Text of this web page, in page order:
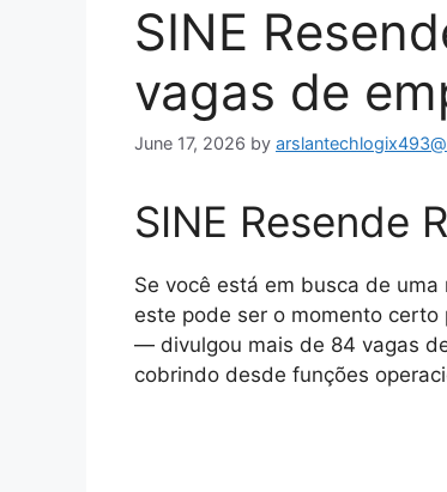
SINE
vagas de
June 17, 2026 by
SINE Resende
Se você está em busca de
este pode ser o momento certo
— divulgou mais de 84 vagas
cobrindo desde funções